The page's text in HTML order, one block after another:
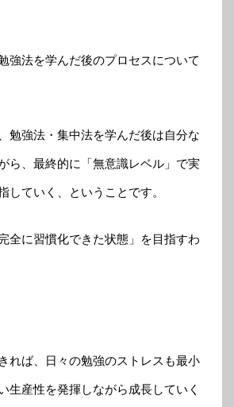
強法を学んだ後のプロセスについて
勉強法・集中法を学んだ後は自分な
ら、最終的に「無意識レベル」で実
していく、ということです。
全に習慣化できた状態」を目指すわ
れば、日々の勉強のストレスも最小
生産性を発揮しながら成長していく